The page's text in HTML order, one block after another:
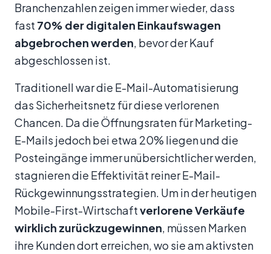
Branchenzahlen zeigen immer wieder, dass
fast 70% der digitalen Einkaufswagen
abgebrochen werden, bevor der Kauf
abgeschlossen ist.
Traditionell war die E-Mail-Automatisierung
das Sicherheitsnetz für diese verlorenen
Chancen. Da die Öffnungsraten für Marketing-
E-Mails jedoch bei etwa 20% liegen und die
Posteingänge immer unübersichtlicher werden,
stagnieren die Effektivität reiner E-Mail-
Rückgewinnungsstrategien. Um in der heutigen
Mobile-First-Wirtschaftverlorene Verkäufe
wirklich zurückzugewinnen, müssen Marken
ihre Kunden dort erreichen, wo sie am aktivsten